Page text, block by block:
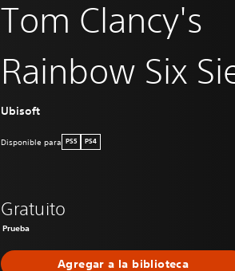
Tom Clancy's
Rainbow Six
Ubisoft
Disponible para PS5 PS4
Gratuito
Prueba
Agregar a la biblioteca